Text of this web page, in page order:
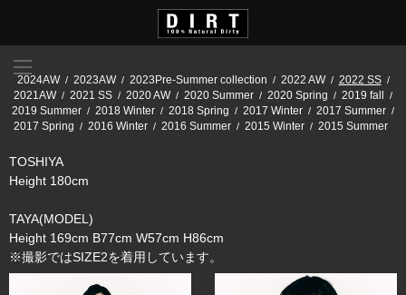
2024AW 2023AW 2023Pre-Summer collection 2022 AW
2022 SS
2021AW
2021 SS 2020 AW 2020 Summer 2020 Spring
2019 fall
2019 Summer
2018 Winter 2018 Spring 2017 Winter
2017 Summer
2017 Spring
2016 Winter 2016 Summer 2015 Winter 2015 Summer
TOSHIYA
Height 180cm
TAYA(MODEL)
Height 169cm B77cm W57cm H86cm
※撮影ではSIZE2を着用しています。